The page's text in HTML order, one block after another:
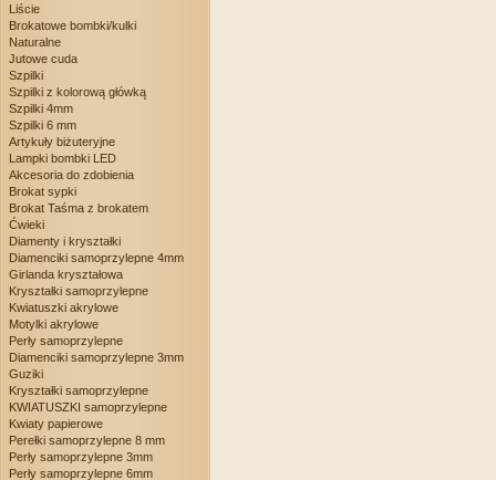
Liście
Brokatowe bombki/kulki
Naturalne
Jutowe cuda
Szpilki
Szpilki z kolorową główką
Szpilki 4mm
Szpilki 6 mm
Artykuły biżuteryjne
Lampki bombki LED
Akcesoria do zdobienia
Brokat sypki
Brokat Taśma z brokatem
Ćwieki
Diamenty i kryształki
Diamenciki samoprzylepne 4mm
Girlanda kryształowa
Kryształki samoprzylepne
Kwiatuszki akrylowe
Motylki akrylowe
Perły samoprzylepne
Diamenciki samoprzylepne 3mm
Guziki
Kryształki samoprzylepne
KWIATUSZKI samoprzylepne
Kwiaty papierowe
Perełki samoprzylepne 8 mm
Perły samoprzylepne 3mm
Perły samoprzylepne 6mm